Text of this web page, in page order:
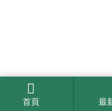
首頁 最